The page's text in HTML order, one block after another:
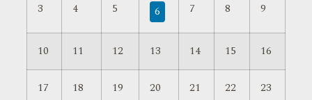
3 4 5 6 7 8 9
10 11 12 13 14 15 16
17 18 19 20 21 22 23